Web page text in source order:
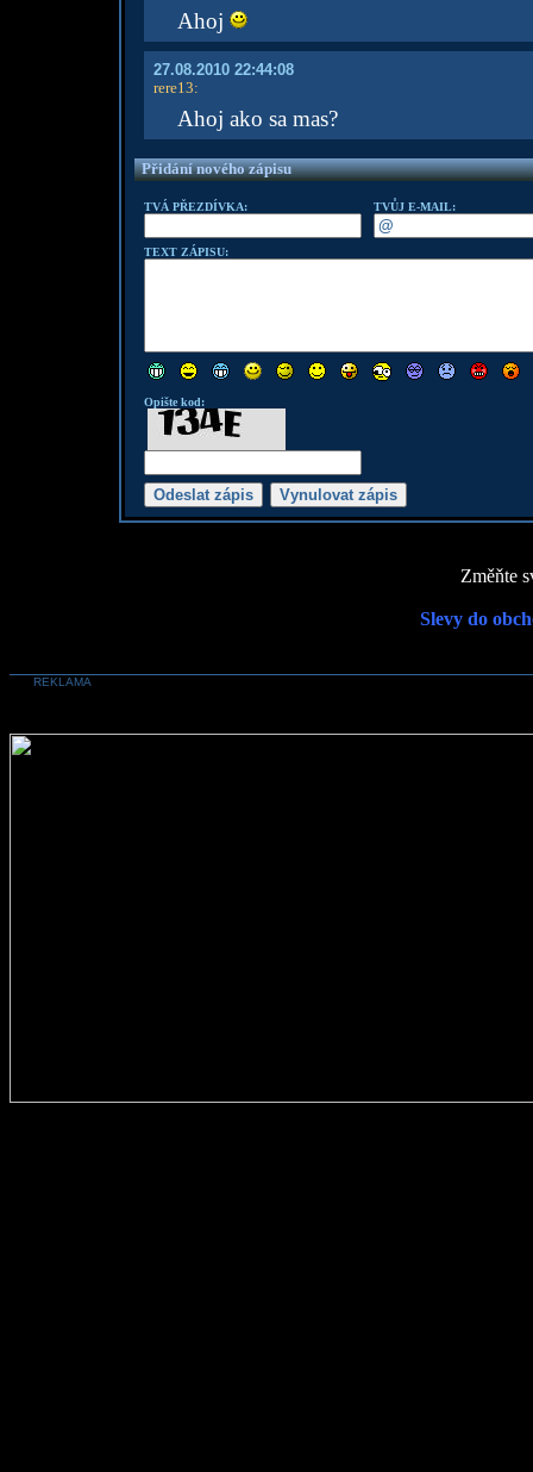
Ahoj
27.08.2010 22:44:08
rere13:
Ahoj ako sa mas?
Přidání nového zápisu
TVÁ PŘEZDÍVKA: TVŮJ E-MAIL:
TEXT ZÁPISU:
Opište kod:
Změňte
Slevy do
REKLAMA